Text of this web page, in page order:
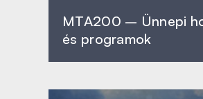
MTA200 – Ünnepi
és programok